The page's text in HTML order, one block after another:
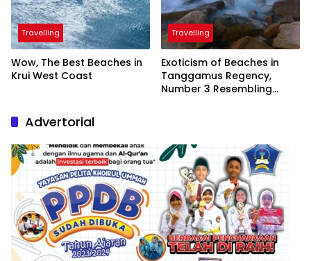
Travelling
Wow, The Best Beaches in
Krui West Coast
Travelling
Exoticism of Beaches in
Tanggamus Regency,
Number 3 Resembling
Advertorial